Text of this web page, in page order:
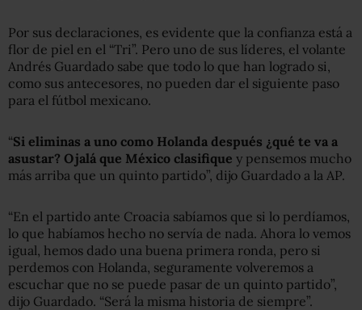
Por sus declaraciones, es evidente que la confianza está a
flor de piel en el “Tri”. Pero uno de sus líderes, el volante
Andrés Guardado sabe que todo lo que han logrado si,
como sus antecesores, no pueden dar el siguiente paso
para el fútbol mexicano.
“Si eliminas a uno como Holanda después ¿qué te va a
asustar? Ojalá que México clasifique y pensemos mucho
más arriba que un quinto partido”, dijo Guardado a la AP.
“En el partido ante Croacia sabíamos que si lo perdíamos,
lo que habíamos hecho no servía de nada. Ahora lo vemos
igual, hemos dado una buena primera ronda, pero si
perdemos con Holanda, seguramente volveremos a
escuchar que no se puede pasar de un quinto partido”,
dijo Guardado. “Será la misma historia de siempre”.